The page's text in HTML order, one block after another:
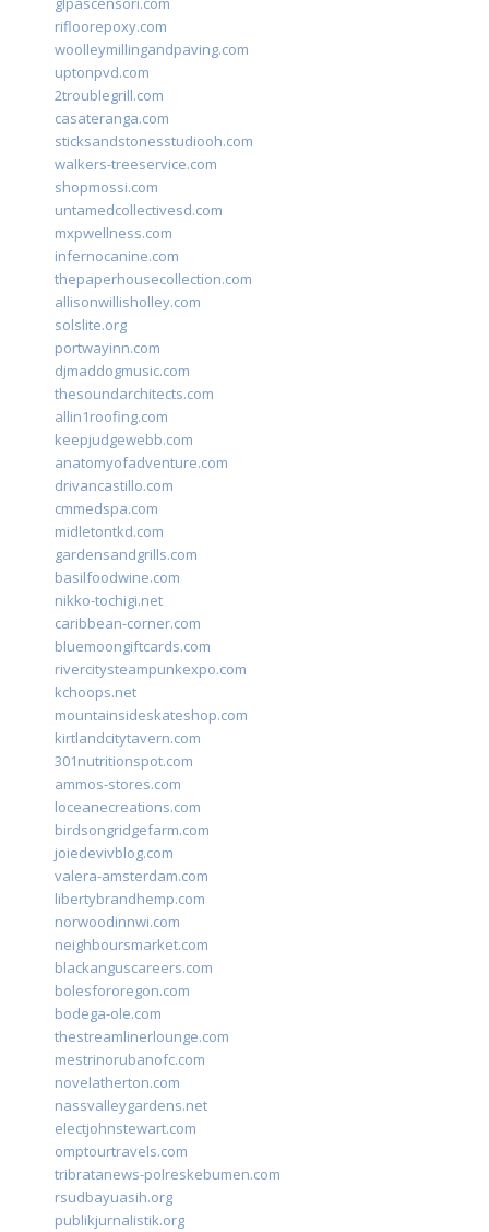
rifloorepoxy.com
woolleymillingandpaving.com
uptonpvd.com
2troublegrill.com
casateranga.com
sticksandstonesstudiooh.com
walkers-treeservice.com
shopmossi.com
untamedcollectivesd.com
mxpwellness.com
infernocanine.com
thepaperhousecollection.com
allisonwillisholley.com
solslite.org
portwayinn.com
djmaddogmusic.com
thesoundarchitects.com
allin1roofing.com
keepjudgewebb.com
anatomyofadventure.com
drivancastillo.com
cmmedspa.com
midletontkd.com
gardensandgrills.com
basilfoodwine.com
nikko-tochigi.net
caribbean-corner.com
bluemoongiftcards.com
rivercitysteampunkexpo.com
kchoops.net
mountainsideskateshop.com
kirtlandcitytavern.com
301nutritionspot.com
ammos-stores.com
loceanecreations.com
birdsongridgefarm.com
joiedevivblog.com
valera-amsterdam.com
libertybrandhemp.com
norwoodinnwi.com
neighboursmarket.com
blackanguscareers.com
bolesfororegon.com
bodega-ole.com
thestreamlinerlounge.com
mestrinorubanofc.com
novelatherton.com
nassvalleygardens.net
electjohnstewart.com
omptourtravels.com
tribratanews-polreskebumen.com
rsudbayuasih.org
publikjurnalistik.org